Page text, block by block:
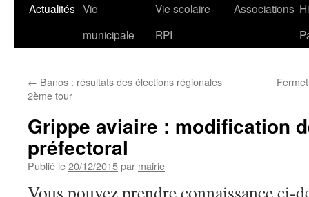
Aller
Actualités Vie
municipale
Vie scolaire-
RPI
Associations
← Banos : résultats des élections régionales
2ème tour
Grippe aviaire : modification
préfectoral
Publié le20/12/2015par mairie
Vous pouvez prendre connaissance ci-